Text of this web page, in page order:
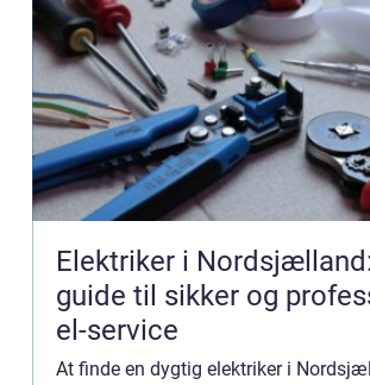
Elektriker i
guide til sikker og
el-service
At finde en dygtig elektriker i